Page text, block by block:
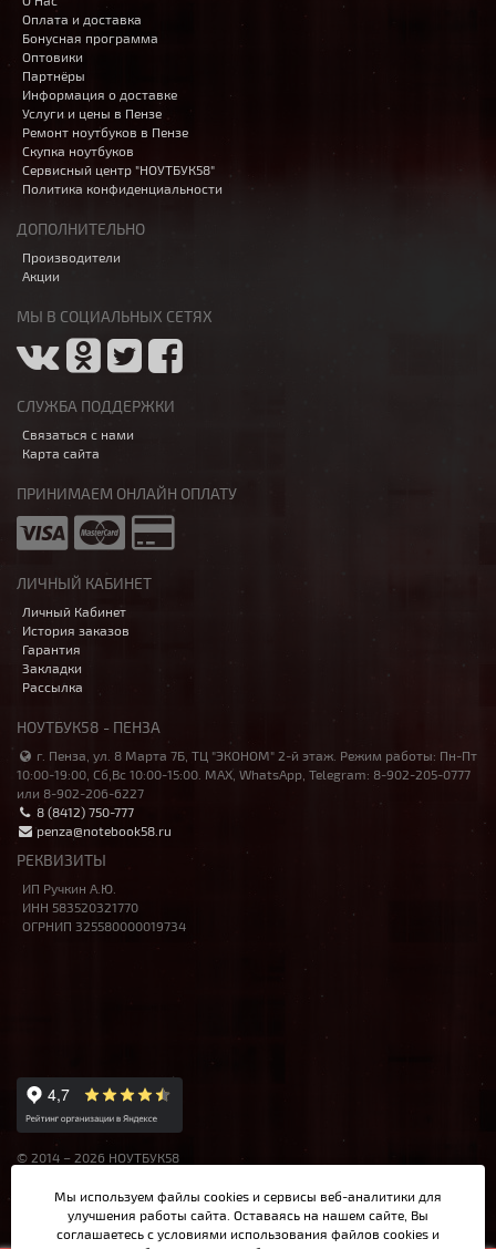
Оплата и доставка
Бонусная программа
Оптовики
Партнёры
Информация о доставке
Услуги и цены в Пензе
Ремонт ноутбуков в Пензе
Скупка ноутбуков
Сервисный центр "НОУТБУК58"
Политика конфиденциальности
ДОПОЛНИТЕЛЬНО
Производители
Акции
МЫ В СОЦИАЛЬНЫХ СЕТЯХ
СЛУЖБА ПОДДЕРЖКИ
Связаться с нами
Карта сайта
ПРИНИМАЕМ ОНЛАЙН ОПЛАТУ
ЛИЧНЫЙ КАБИНЕТ
Личный Кабинет
История заказов
Гарантия
Закладки
Рассылка
НОУТБУК58 - ПЕНЗА
г. Пенза, ул. 8 Марта 7Б, ТЦ "ЭКОНОМ" 2-й этаж. Режим работы: Пн-Пт
10:00-19:00, Сб,Вс 10:00-15:00. MAX, WhatsApp, Telegram: 8-902-205-0777
или 8-902-206-6227
8 (8412) 750-777
penza@notebook58.ru
РЕКВИЗИТЫ
ИП Ручкин А.Ю.
ИНН 583520321770
ОГРНИП 325580000019734
© 2014 – 2026 НОУТБУК58
материалы и цены на сайте не являются публичной офертой,
определяемой Ст.437 ГК РФ.
Мы используем файлы cookies и сервисы веб-аналитики для
улучшения работы сайта. Оставаясь на нашем сайте, Вы
соглашаетесь с условиями использования файлов cookies и